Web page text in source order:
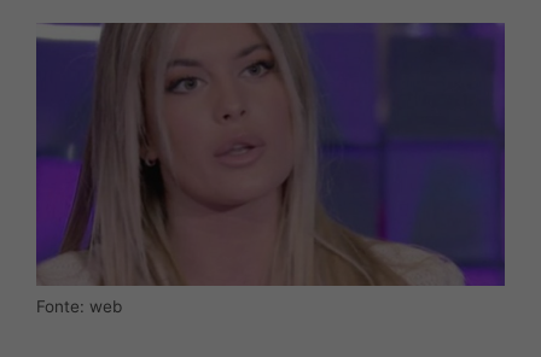
Fonte: web